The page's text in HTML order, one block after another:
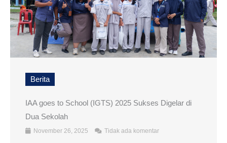
Berita
IAA goes to School (IGTS) 2025 Sukses Digelar di
Dua Sekolah
November 26, 2025 Tidak ada komentar